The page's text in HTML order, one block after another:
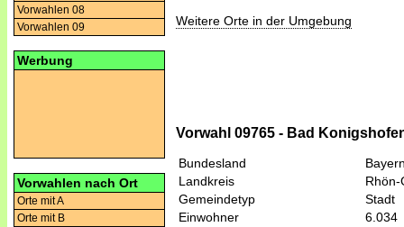
Vorwahlen 08
Vorwahlen 09
Werbung
Vorwahlen nach Ort
Orte mit A
Orte mit B
Weitere Orte in der Umgebung
Vorwahl 09765 - Bad
Bundesland
Landkreis
Rhön-
Gemeindetyp
Stadt
Einwohner
6.034